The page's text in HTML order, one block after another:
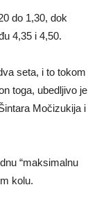
do 1,30, dok
4,35 i 4,50.
seta, i to tokom
toga, ubedljivo je
Močizukija i
“maksimalnu
kolu.